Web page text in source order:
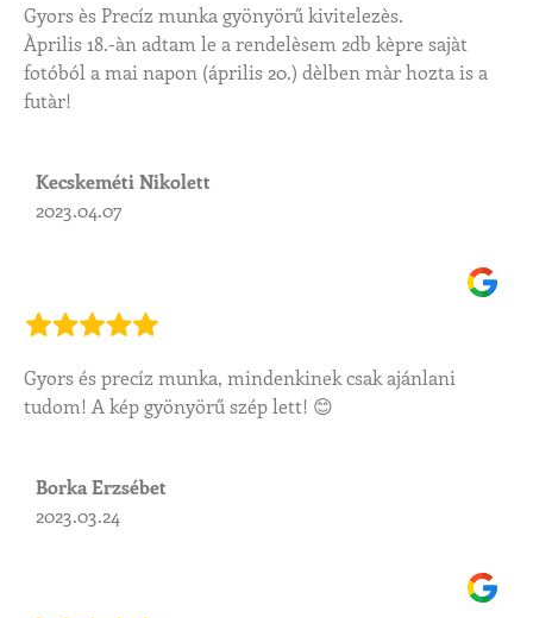
Gyors ès Precíz munka gyönyörű kivitelezès.
Àprilis 18.-àn adtam le a rendelèsem 2db kèpre sajàt
fotóból a mai napon (április 20.) dèlben màr hozta is a
futàr!
Kecskeméti Nikolett
2023.04.07
Gyors és precíz munka, mindenkinek csak ajánlani
tudom! A kép gyönyörű szép lett! 😊
Borka Erzsébet
2023.03.24